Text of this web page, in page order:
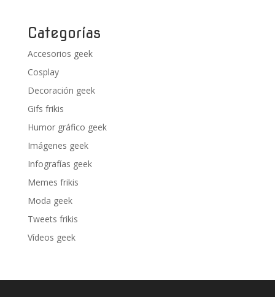
Categorías
Accesorios geek
Cosplay
Decoración geek
Gifs frikis
Humor gráfico geek
Imágenes geek
Infografías geek
Memes frikis
Moda geek
Tweets frikis
Vídeos geek